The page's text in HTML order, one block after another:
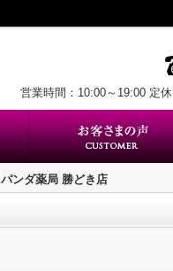
営業時間：10:00～19:00 定
パンダ薬局 勝どき店